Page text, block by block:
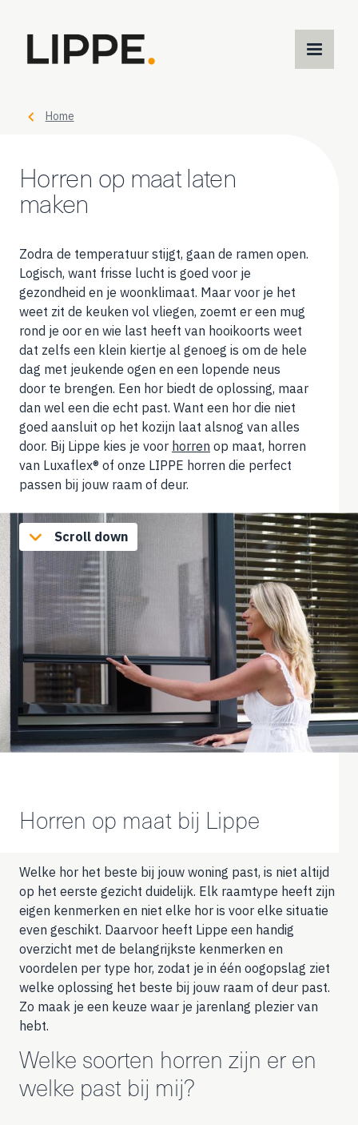
Home
Horren op maat laten
maken
Zodra de temperatuur stijgt, gaan de ramen open.
Logisch, want frisse lucht is goed voor je
gezondheid en je woonklimaat. Maar voor je het
weet zit de keuken vol vliegen, zoemt er een mug
rond je oor en wie last heeft van hooikoorts weet
dat zelfs een klein kiertje al genoeg is om de hele
dag met jeukende ogen en een lopende neus
door te brengen. Een hor biedt de oplossing, maar
dan wel een die echt past. Want een hor die niet
goed aansluit op het kozijn laat alsnog van alles
door. Bij Lippe kies je voor horren op maat, horren
van Luxaflex® of onze LIPPE horren die perfect
passen bij jouw raam of deur.
Scroll down
Horren op maat bij Lippe
Welke hor het beste bij jouw woning past, is niet altijd
op het eerste gezicht duidelijk. Elk raamtype heeft zijn
eigen kenmerken en niet elke hor is voor elke situatie
even geschikt. Daarvoor heeft Lippe een handig
overzicht met de belangrijkste kenmerken en
voordelen per type hor, zodat je in één oogopslag ziet
welke oplossing het beste bij jouw raam of deur past.
Zo maak je een keuze waar je jarenlang plezier van
hebt.
Welke soorten horren zijn er en
welke past bij mij?